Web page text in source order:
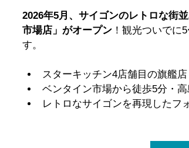
2026年5月、サイゴンのレトロな街
市場店」がオープン ！観光ついでに
す。
スターキッチン4店舗目の旗艦店
ベンタイン市場から徒歩5分・
レトロなサイゴンを再現したフ